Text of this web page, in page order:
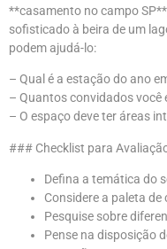
**casamento no campo
sofisticado à beira de um
podem ajudá-lo:
– Qual é a estação do ano
– Quantos convidados você
– O espaço deve ter áreas
### Checklist para
Defina a temática do
Considere a paleta de
Pesquise sobre
Pense na disposição